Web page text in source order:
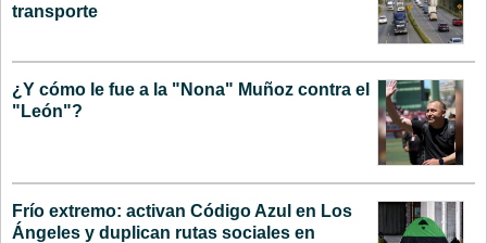
transporte
¿Y cómo le fue a la "Nona" Muñoz contra el
"León"?
Frío extremo: activan Código Azul en Los
Ángeles y duplican rutas sociales en